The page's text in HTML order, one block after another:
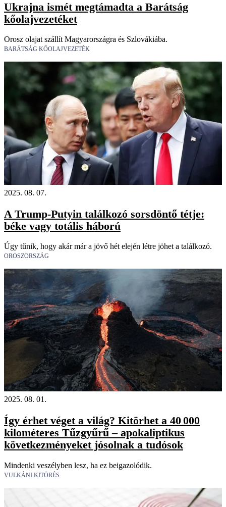
Ukrajna ismét megtámadta a Barátság
kőolajvezetéket
Orosz olajat szállít Magyarországra és Szlovákiába.
BARÁTSÁG KŐOLAJVEZETÉK
2025. 08. 07.
A Trump-Putyin találkozó sorsdöntő tétje:
béke vagy totális háború
Úgy tűnik, hogy akár már a jövő hét elején létre jöhet a találkozó.
OROSZORSZÁG
2025. 08. 01.
Így érhet véget a világ? Kitörhet a 40 000
kilométeres Tűzgyűrű – apokaliptikus
következményeket jósolnak a tudósok
Mindenki veszélyben lesz, ha ez beigazolódik.
VULKÁNI KITÖRÉS